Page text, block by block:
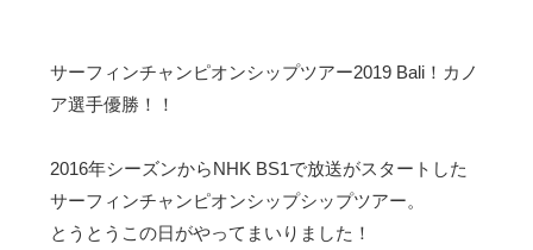
サーフィンチャンピオンシップツアー2019 Bali！カノ
ア選手優勝！！
2016年シーズンからNHK BS1で放送がスタートした
サーフィンチャンピオンシップシップツアー。
とうとうこの日がやってまいりました！